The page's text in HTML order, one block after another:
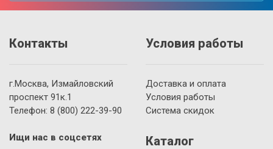
Контакты
г.Москва, Измайловский
проспект 91к.1
Телефон: 8 (800) 222-39-90
Ищи нас в соцсетях
Условия работы
Доставка и оплата
Условия работы
Система скидок
Каталог